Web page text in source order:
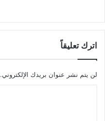
اترك تعليقاً
لن يتم نشر عنوان بريدك الإلكتروني.